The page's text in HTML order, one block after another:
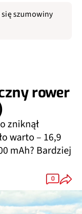
szumowiny
rower
zniknął
warto – 16,9
mAh? Bardziej
0